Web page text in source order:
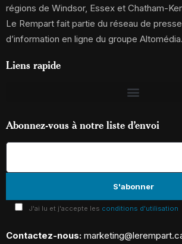
régions de Windsor, Essex et Chatham-
Le Rempart fait partie du réseau de
d’information en ligne du groupe Altomédia.
Liens rapide
Abonnez-vous à notre liste d’envoi
J'ai lu et j'accepte les conditions d'utilisation
Contactez-nous: